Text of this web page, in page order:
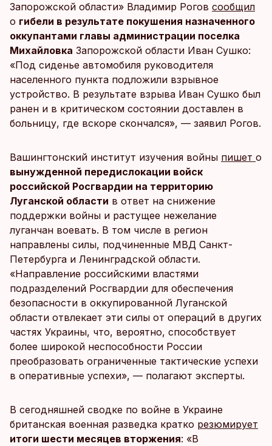
Запорожской области» Владимир Рогов сообщил
о гибели в результате покушения назначенного
оккупантами главы администрации поселка
Михайловка Запорожской области Иван Сушко:
«Под сиденье автомобиля руководителя
населенного пункта подложили взрывное
устройство. В результате взрыва Иван Сушко был
ранен и в критическом состоянии доставлен в
больницу, где вскоре скончался», — заявил Рогов.
Вашингтонский институт изучения войны пишет о
вынужденной передислокации войск
российской Росгвардии на территорию
Луганской области в ответ на снижение
поддержки войны и растущее нежелание
луганчан воевать. В том числе в регион
направлены силы, подчиненные МВД Санкт-
Петербурга и Ленинградской области.
«Направление российскими властями
подразделений Росгвардии для обеспечения
безопасности в оккупированной Луганской
области отвлекает эти силы от операций в других
частях Украины, что, вероятно, способствует
более широкой неспособности России
преобразовать ограниченные тактические успехи
в оперативные успехи», — полагают эксперты.
В сегодняшней сводке по войне в Украине
британская военная разведка кратко резюмирует
итоги шести месяцев вторжения: «В